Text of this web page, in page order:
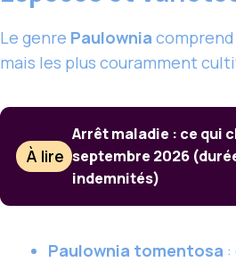
Le genre Paulownia
mais les plus couramment
À lire
Arrêt maladie : ce qui
septembre 2026
indemnités)
Paulownia tomentosa